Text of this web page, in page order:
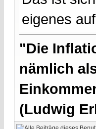
eigenes
"Die
nämlich
(Ludwig